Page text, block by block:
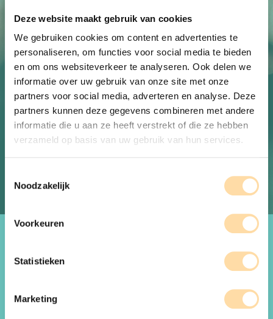
Deze website maakt gebruik van cookies
We gebruiken cookies om content en advertenties te
personaliseren, om functies voor social media te bieden
en om ons websiteverkeer te analyseren. Ook delen we
informatie over uw gebruik van onze site met onze
partners voor social media, adverteren en analyse. Deze
partners kunnen deze gegevens combineren met andere
informatie die u aan ze heeft verstrekt of die ze hebben
verzameld op basis van uw gebruik van hun services.
Noodzakelijk
Voorkeuren
Statistieken
Marketing
CAPTCHA